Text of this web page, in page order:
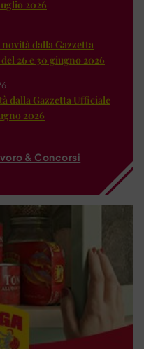
2026
dalla Gazzetta
26 e 30 giugno 2026
dalla Gazzetta Ufficiale
2026
& Concorsi